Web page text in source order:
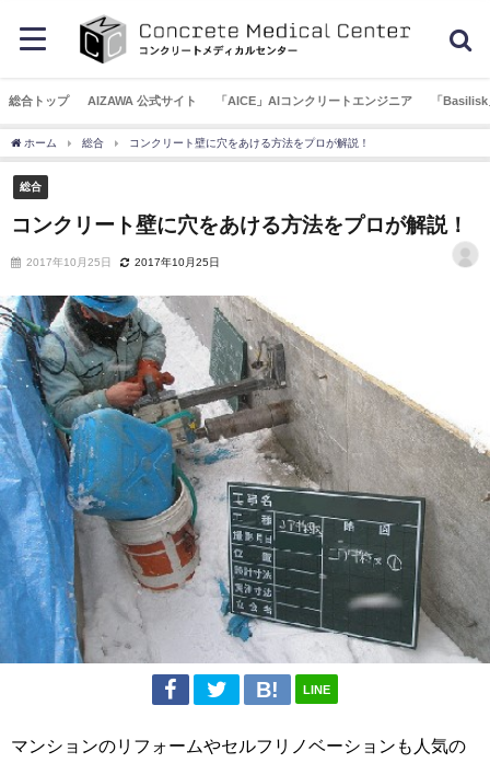
総合トップ AIZAWA 公式サイト 「AICE」AIコンクリートエンジニア 「
ホーム 総合 コンクリート壁に穴をあける方法をプロが解説！
総合
コンクリート壁に穴をあける方法をプロが解説！
2017年10月25日 2017年10月25日
LINE
マンションのリフォームやセルフリノベーションも人気の